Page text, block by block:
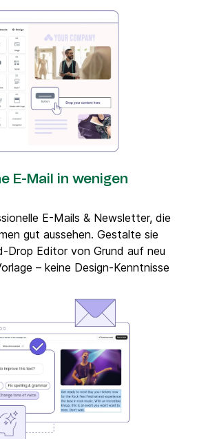
E-Mail in wenigen
E-Mails & Newsletter, die
gut aussehen. Gestalte sie
Drop Editor von Grund auf neu
– keine Design-Kenntnisse